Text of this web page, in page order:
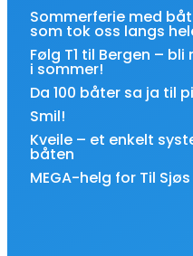
Sommerferie med
som tok oss langs
Følg T1 til Bergen –
i sommer!
Da 100 båter sa ja til
Smil!
Kveile – et enkelt
båten
MEGA-helg for Til Sjøs